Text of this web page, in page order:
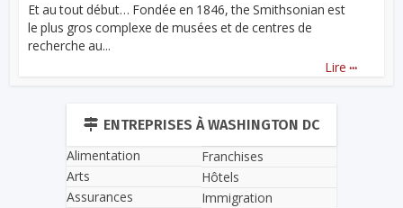
Et au tout début… Fondée en 1846, the Smithsonian est
le plus gros complexe de musées et de centres de
recherche au...
Lire ...
ENTREPRISES À WASHINGTON DC
Alimentation
Arts
Assurances
Franchises
Hôtels
Immigration